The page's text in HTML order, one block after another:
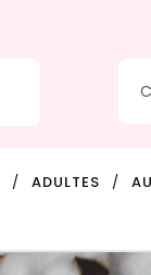
ADULTES